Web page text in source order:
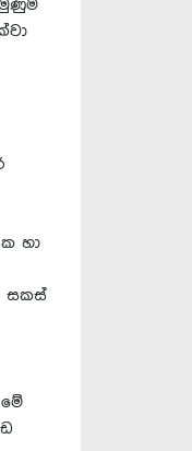
හා
සකස්